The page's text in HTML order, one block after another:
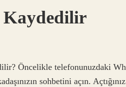
Kaydedilir
Öncelikle telefonunuzdaki
sohbetini açın.